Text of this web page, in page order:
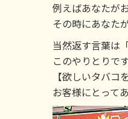
例えばあなたが
その時にあなた
当然返す言葉は
このやりとりで
【欲しいタバコ
お客様にとって